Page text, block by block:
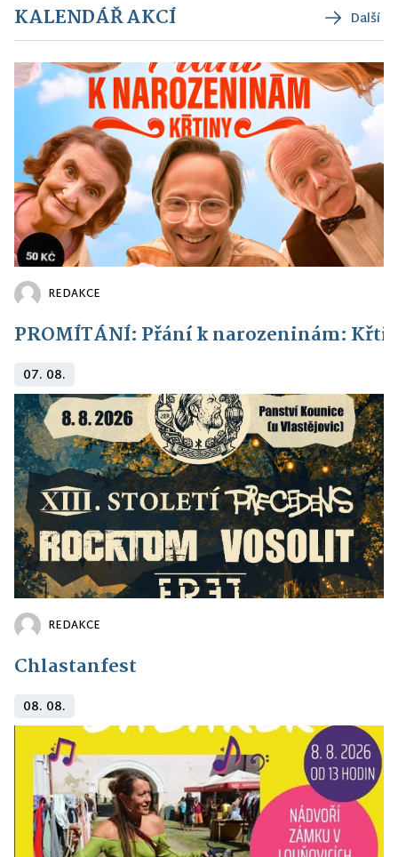
KALENDÁŘ AKCÍ Další
REDAKCE
PROMÍTÁNÍ: Přání k narozeninám:
07. 08.
REDAKCE
Chlastanfest
08. 08.